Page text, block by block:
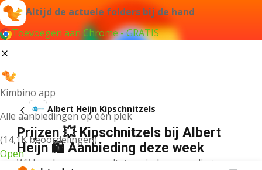
Altijd de actuele folders bij de hand
Toevoegen aan Chrome - GRATIS
Kimbino app
Alle aanbiedingen op één plek
(14,1K beoordelingen)
Open
Albert Heijn Kipschnitzels
Prijzen 💥 Kipschnitzels bij Albert
Heijn 🛍️ Aanbieding deze week
Wij konden geen resultaten vinden voor die term.